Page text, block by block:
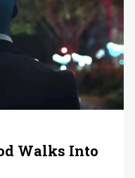
Walks Into